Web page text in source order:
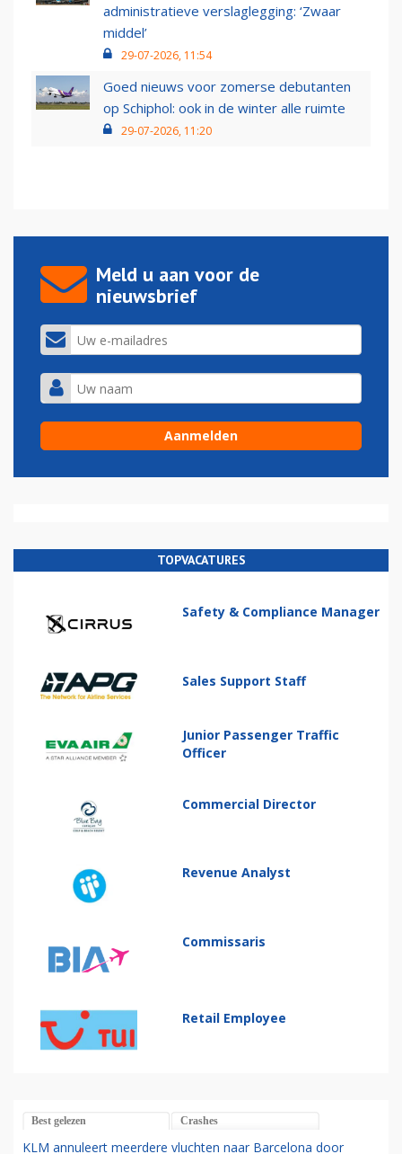
administratieve verslaglegging: ‘Zwaar
middel’
29-07-2026, 11:54
Goed nieuws voor zomerse debutanten
op Schiphol: ook in de winter alle ruimte
29-07-2026, 11:20
Meld u aan voor de
nieuwsbrief
TOPVACATURES
Safety & Compliance Manager
Sales Support Staff
Junior Passenger Traffic
Officer
Commercial Director
Revenue Analyst
Commissaris
Retail Employee
Best gelezen Crashes
KLM annuleert meerdere vluchten naar Barcelona door